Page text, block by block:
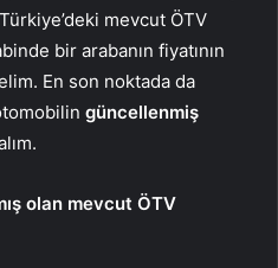
mevcut ÖTV
bir arabanın fiyatının
En son noktada da
güncellenmiş
olan mevcut ÖTV